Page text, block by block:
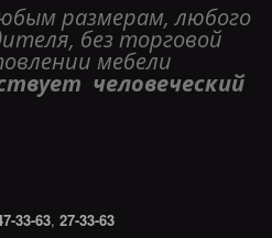
размерам, любого
без торговой
мебели
человеческий
33-63, 27-33-63